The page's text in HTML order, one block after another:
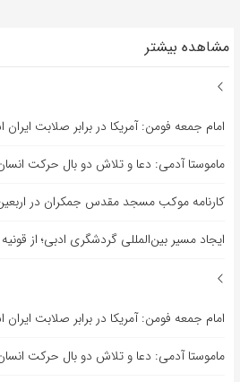
مشاهده بیشتر
امام جمعه فومن: آمریکا در برابر صلابت
ماموستا آدمی: دعا و تلاش دو بال حرکت
کارنامه موکب مسجد مقدس جمکران در اربعین/۵۰ هزار پرس غذای
ایجاد مسیر بین‌المللی گردشگری ادبی؛ از قونیه
امام جمعه فومن: آمریکا در برابر صلابت
ماموستا آدمی: دعا و تلاش دو بال حرکت